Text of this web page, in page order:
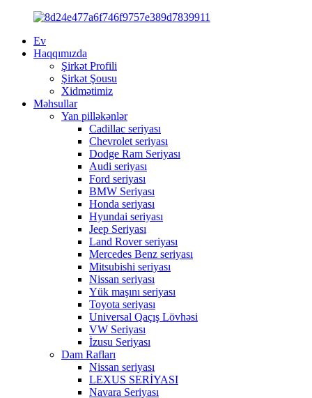
Ev
Haqqımızda
Şirkət Profili
Şirkət Şousu
Xidmətimiz
Məhsullar
Yan pilləkənlər
Cadillac seriyası
Chevrolet seriyası
Dodge Ram Seriyası
Audi seriyası
Ford seriyası
BMW Seriyası
Honda seriyası
Hyundai seriyası
Jeep Seriyası
Land Rover seriyası
Mercedes Benz seriyası
Mitsubishi seriyası
Nissan seriyası
Yük maşını seriyası
Toyota seriyası
Universal Qaçış Lövhəsi
VW Seriyası
İzusu Seriyası
Dam Rafları
Nissan seriyası
LEXUS SERİYASI
Navara Seriyası